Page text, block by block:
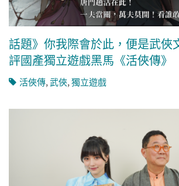
話題》你我際會於此，便是武俠
評國產獨立遊戲黑馬《活俠傳》
活俠傳,武俠,獨立遊戲